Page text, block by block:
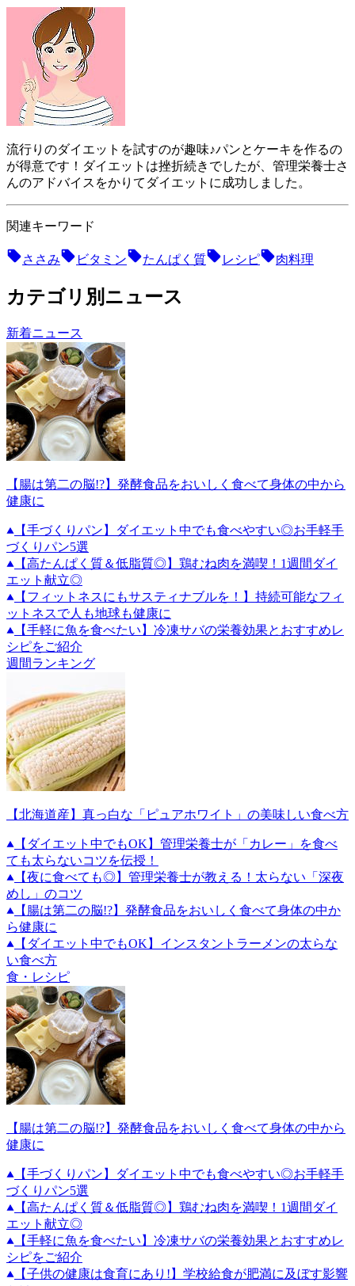
流行りのダイエットを試すのが趣味♪パンとケーキを作るの
が得意です！ダイエットは挫折続きでしたが、管理栄養士さ
んのアドバイスをかりてダイエットに成功しました。
関連キーワード
ささみ ビタミン たんぱく質 レシピ 肉料理
カテゴリ別ニュース
新着ニュース
【腸は第二の脳!?】発酵食品をおいしく食べて身体の中から
健康に
【手づくりパン】ダイエット中でも食べやすい◎お手軽手
づくりパン5選
【高たんぱく質＆低脂質◎】鶏むね肉を満喫！1週間ダイ
エット献立◎
【フィットネスにもサスティナブルを！】持続可能なフィ
ットネスで人も地球も健康に
【手軽に魚を食べたい】冷凍サバの栄養効果とおすすめレ
シピをご紹介
週間ランキング
【北海道産】真っ白な「ピュアホワイト」の美味しい食べ方
【ダイエット中でもOK】管理栄養士が「カレー」を食べ
ても太らないコツを伝授！
【夜に食べても◎】管理栄養士が教える！太らない「深夜
めし」のコツ
【腸は第二の脳!?】発酵食品をおいしく食べて身体の中か
ら健康に
【ダイエット中でもOK】インスタントラーメンの太らな
い食べ方
食・レシピ
【腸は第二の脳!?】発酵食品をおいしく食べて身体の中から
健康に
【手づくりパン】ダイエット中でも食べやすい◎お手軽手
づくりパン5選
【高たんぱく質＆低脂質◎】鶏むね肉を満喫！1週間ダイ
エット献立◎
【手軽に魚を食べたい】冷凍サバの栄養効果とおすすめレ
シピをご紹介
【子供の健康は食育にあり!】学校給食が肥満に及ぼす影響